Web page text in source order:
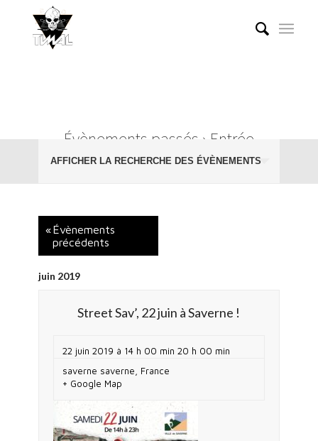
Évènements passés › Entrée
Gratuite
et
de
vues
Évènements
AFFICHER LA RECHERCHE DES ÉVÈNEMENTS
«Évènements
précédents
juin 2019
Street Sav’, 22 juin à Saverne !
22 juin 2019 à 14 h 00 min 20 h 00 min
saverne saverne
France
+ Google Map